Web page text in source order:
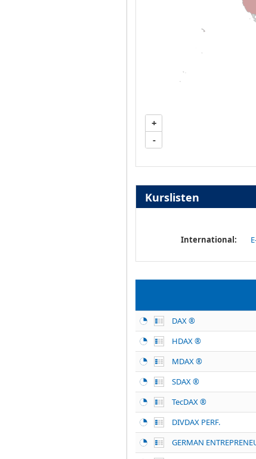
+
-
Kurslisten
International:
DAX ®
HDAX ®
MDAX ®
SDAX ®
TecDAX ®
DIVDAX PERF.
GERMAN